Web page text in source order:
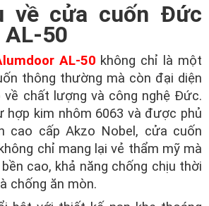
về cửa cuốn Đức
50
AL-50 không chỉ là một
thông thường mà còn đại diện
chất lượng và công nghệ Đức.
kim nhôm 6063 và được phủ
cao cấp Akzo Nobel, cửa cuốn
chỉ mang lại vẻ thẩm mỹ mà
cao, khả năng chống chịu thời
chống ăn mòn.